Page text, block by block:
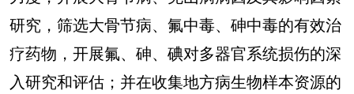
研究，筛选大骨节病、氟中毒、砷中毒的有效治
疗药物，开展氟、砷、碘对多器官系统损伤的深
入研究和评估；并在收集地方病生物样本资源的